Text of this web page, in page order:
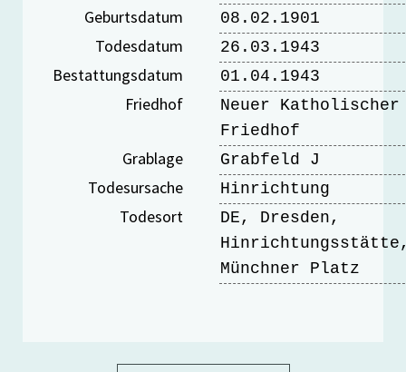
Geburtsdatum 08.02.1901
Todesdatum 26.03.1943
Bestattungsdatum 01.04.1943
Friedhof
Neuer Katholischer
Friedhof
Grablage Grabfeld J
Todesursache Hinrichtung
Todesort
DE, Dresden,
Münchner Platz